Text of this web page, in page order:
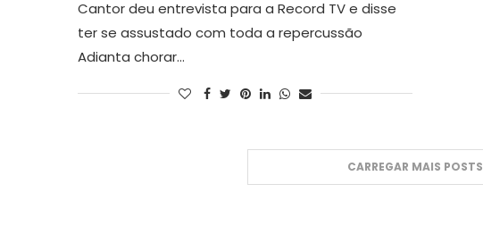
Cantor deu entrevista para a Record TV e disse
ter se assustado com toda a repercussão
Adianta chorar…
CARREGAR MAIS POSTS